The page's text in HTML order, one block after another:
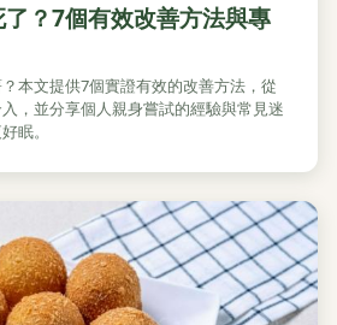
？7個有效改善方法與專
本文提供7個實證有效的改善方法，從
，並分享個人親身嘗試的經驗與常見迷
眠。